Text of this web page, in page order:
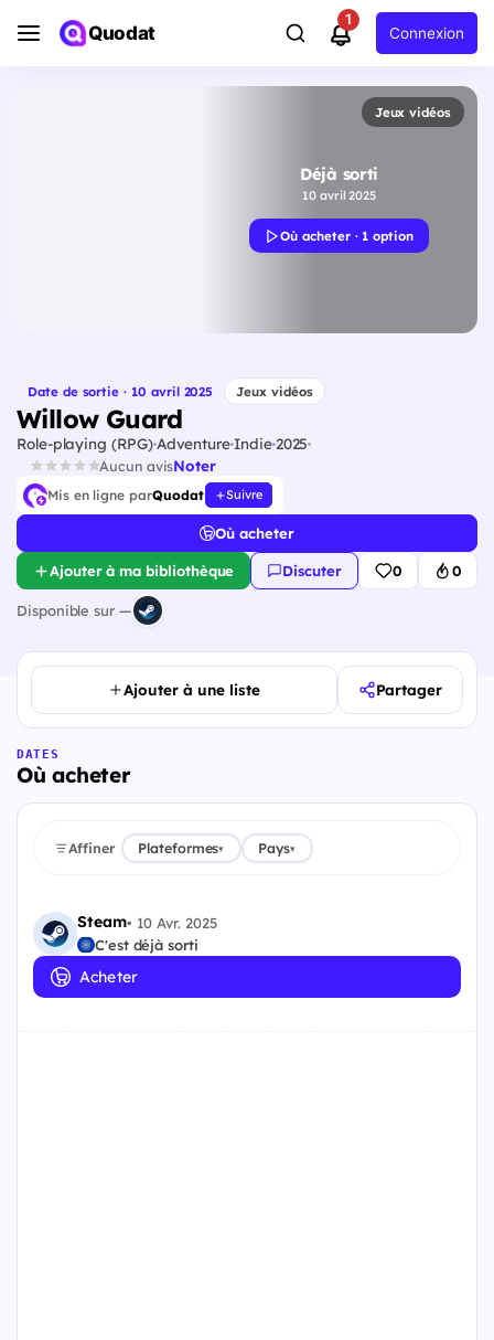
Quodat
1
Connexion
Jeux vidéos
Déjà sorti
10 avril 2025
Où acheter · 1 option
Date de sortie · 10 avril 2025 Jeux vidéos
Willow Guard
Role-playing (RPG)Adventure Indie2025
Aucun avisNoter
Mis en ligne parQuodat Suivre
Où acheter
Ajouter à ma bibliothèque Discuter 0 0
Disponible sur —
Ajouter à une liste Partager
DATES
Où acheter
Affiner Plateformes▾ Pays▾
Steam• 10 Avr. 2025
C'est déjà sorti
Acheter